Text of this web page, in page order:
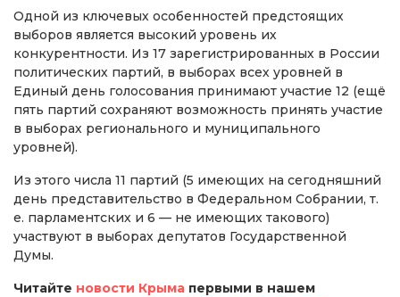
Одной из ключевых особенностей предстоящих
выборов является высокий уровень их
конкурентности. Из 17 зарегистрированных в России
политических партий, в выборах всех уровней в
Единый день голосования принимают участие 12 (ещё
пять партий сохраняют возможность принять участие
в выборах регионального и муниципального
уровней).
Из этого числа 11 партий (5 имеющих на сегодняшний
день представительство в Федеральном Собрании, т.
е. парламентских и 6 — не имеющих такового)
участвуют в выборах депутатов Государственной
Думы.
Читайте новости Крыма первыми в нашем